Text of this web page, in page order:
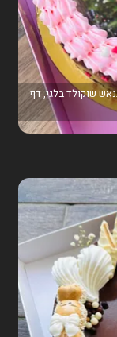
שוקולד בלגי, דף